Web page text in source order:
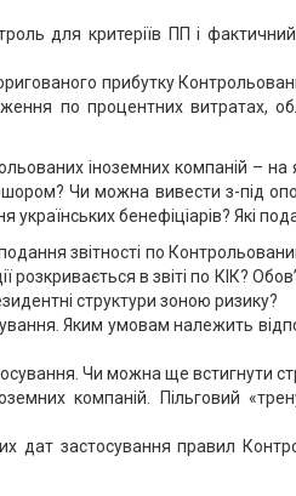
для критеріїв ПП і
прибутку
по процентних витратах,
іноземних компаній –
Чи можна вивести з-під
бенефіціарів? Які
звітності по
розкривається в звіті по КІК?
структури зоною ризику?
Яким умовам належить
Чи можна ще встигнути
компаній. Пільговий
дат застосування правил